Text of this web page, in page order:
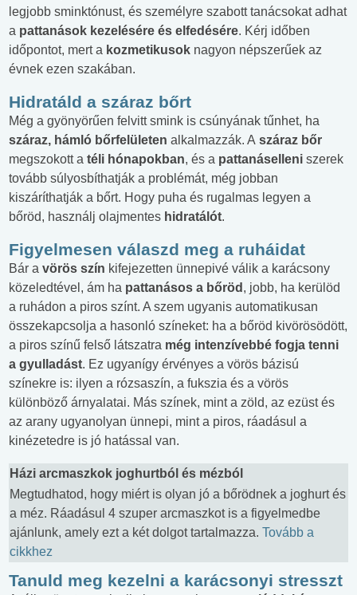
legjobb sminktónust, és személyre szabott tanácsokat adhat
a pattanások kezelésére és elfedésére. Kérj időben
időpontot, mert a kozmetikusok nagyon népszerűek az
évnek ezen szakában.
Hidratáld a száraz bőrt
Még a gyönyörűen felvitt smink is csúnyának tűnhet, ha
száraz, hámló bőrfelületen alkalmazzák. A száraz bőr
megszokott a téli hónapokban, és a pattanáselleni szerek
tovább súlyosbíthatják a problémát, még jobban
kiszáríthatják a bőrt. Hogy puha és rugalmas legyen a
bőröd, használj olajmentes hidratálót.
Figyelmesen válaszd meg a ruháidat
Bár a vörös szín kifejezetten ünnepivé válik a karácsony
közeledtével, ám ha pattanásos a bőröd , jobb, ha kerülöd
a ruhádon a piros színt. A szem ugyanis automatikusan
összekapcsolja a hasonló színeket: ha a bőröd kivörösödött,
a piros színű felső látszatra még intenzívebbé fogja tenni
a gyulladást. Ez ugyanígy érvényes a vörös bázisú
színekre is: ilyen a rózsaszín, a fukszia és a vörös
különböző árnyalatai. Más színek, mint a zöld, az ezüst és
az arany ugyanolyan ünnepi, mint a piros, ráadásul a
kinézetedre is jó hatással van.
Házi arcmaszkok joghurtból és mézból
Megtudhatod, hogy miért is olyan jó a bőrödnek a joghurt és
a méz. Ráadásul 4 szuper arcmaszkot is a figyelmedbe
ajánlunk, amely ezt a két dolgot tartalmazza. Tovább a
cikkhez
Tanuld meg kezelni a karácsonyi stresszt